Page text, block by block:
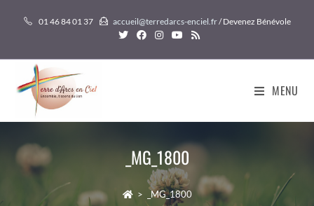
01 46 84 01 37 accueil@terredarcs-enciel.fr/ Devenez Bénévole
MENU
_MG_1800
> _MG_1800